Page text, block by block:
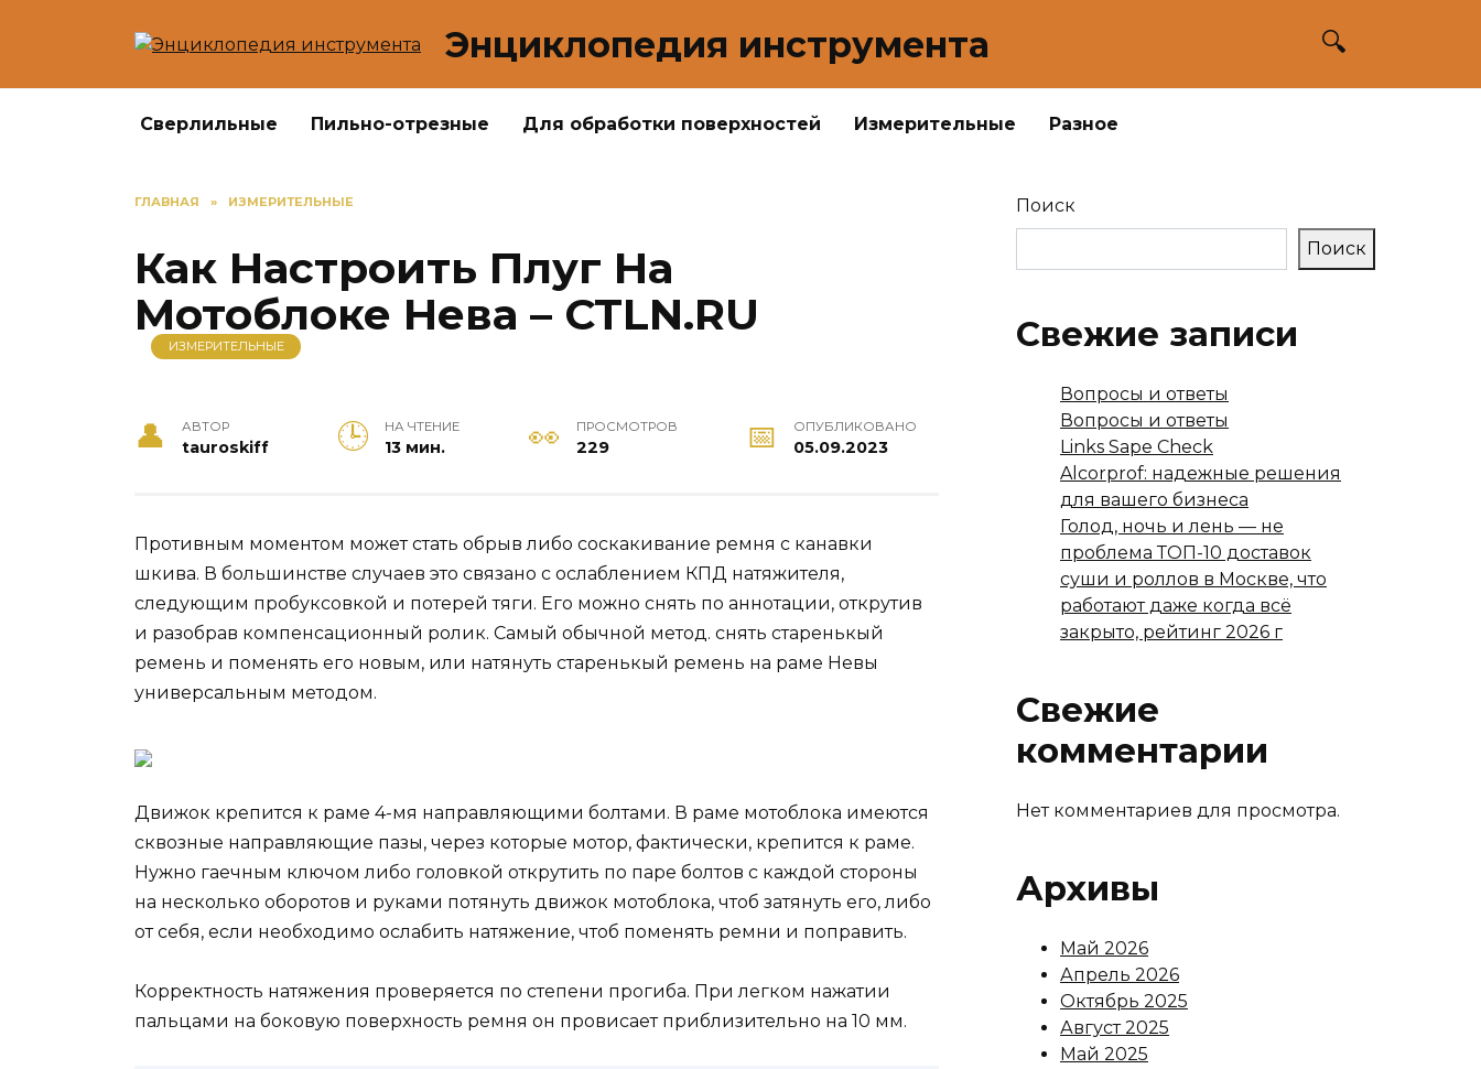
Энциклопедия инструмента
Сверлильные Пильно-отрезные Для обработки поверхностей Измерительные Разное
ГЛАВНАЯ » ИЗМЕРИТЕЛЬНЫЕ
Как Настроить Плуг На
Мотоблоке Нева – CTLN.RU
ИЗМЕРИТЕЛЬНЫЕ
АВТОР
tauroskiff
НА ЧТЕНИЕ
13 мин.
ПРОСМОТРОВ
229
ОПУБЛИКОВАНО
05.09.2023
Противным моментом может стать обрыв либо соскакивание ремня с канавки
шкива. В большинстве случаев это связано с ослаблением КПД натяжителя,
следующим пробуксовкой и потерей тяги. Его можно снять по аннотации, открутив
и разобрав компенсационный ролик. Самый обычной метод. снять старенькый
ремень и поменять его новым, или натянуть старенькый ремень на раме Невы
универсальным методом.
Движок крепится к раме 4-мя направляющими болтами. В раме мотоблока имеются
сквозные направляющие пазы, через которые мотор, фактически, крепится к раме.
Нужно гаечным ключом либо головкой открутить по паре болтов с каждой стороны
на несколько оборотов и руками потянуть движок мотоблока, чтоб затянуть его, либо
от себя, если необходимо ослабить натяжение, чтоб поменять ремни и поправить.
Корректность натяжения проверяется по степени прогиба. При легком нажатии
пальцами на боковую поверхность ремня он провисает приблизительно на 10 мм.
Поиск
Поиск
Свежие записи
Вопросы и ответы
Вопросы и ответы
Links Sape Check
Alcorprof: надежные решения
для вашего бизнеса
Голод, ночь и лень — не
проблема ТОП-10 доставок
суши и роллов в Москве, что
работают даже когда всё
закрыто, рейтинг 2026 г
Свежие
комментарии
Нет комментариев для просмотра.
Архивы
Май 2026
Апрель 2026
Октябрь 2025
Август 2025
Май 2025